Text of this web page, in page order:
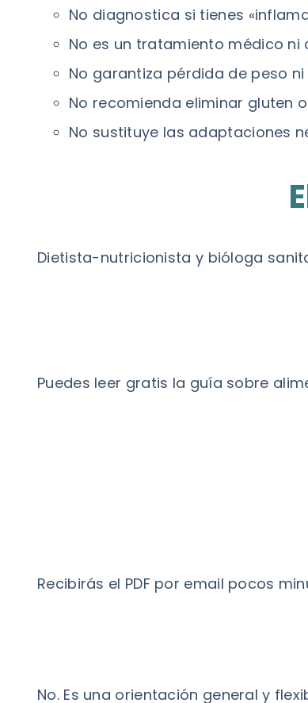
No diagnostica si tienes
No es un tratamiento médico
No garantiza pérdida de peso
No recomienda eliminar gluten
No sustituye las adaptaciones
Dietista-nutricionista y bióloga
Puedes leer gratis la guía sobre
Recibirás el PDF por email pocos
No. Es una orientación general y